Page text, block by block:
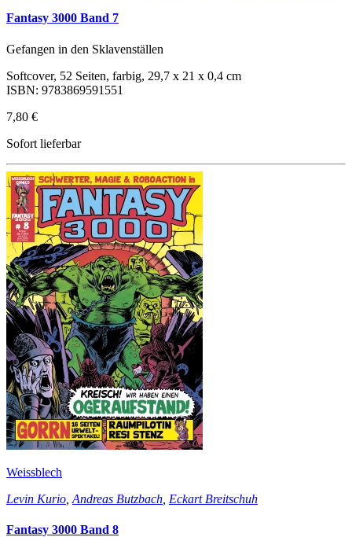
Fantasy 3000 Band 7
Gefangen in den Sklavenställen
Softcover, 52 Seiten, farbig, 29,7 x 21 x 0,4 cm
ISBN: 9783869591551
7,80 €
Sofort lieferbar
Weissblech
Levin Kurio Andreas Butzbach Eckart Breitschuh
Fantasy 3000 Band 8